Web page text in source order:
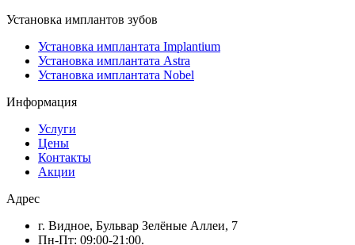
Установка имплантов зубов
Установка имплантата Implantium
Установка имплантата Astra
Установка имплантата Nobel
Информация
Услуги
Цены
Контакты
Акции
Адрес
г. Видное, Бульвар Зелёные Аллеи, 7
Пн-Пт: 09:00-21:00.